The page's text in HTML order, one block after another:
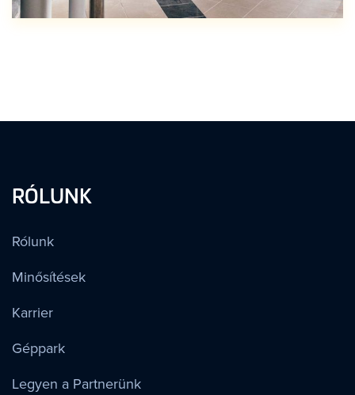
RÓLUNK
Rólunk
Minősítések
Karrier
Géppark
Legyen a Partnerünk